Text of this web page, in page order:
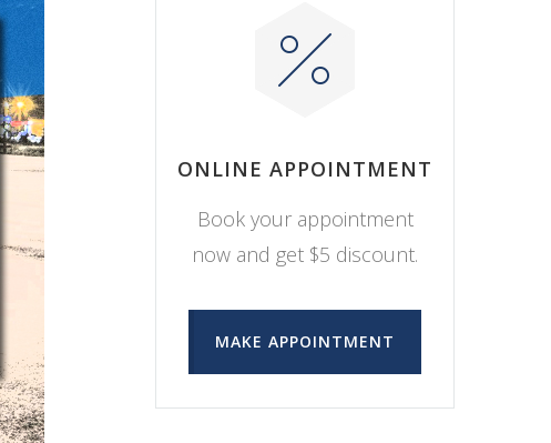
ONLINE APPOINTMENT
Book your appointment
now and get $5 discount.
MAKE APPOINTMENT